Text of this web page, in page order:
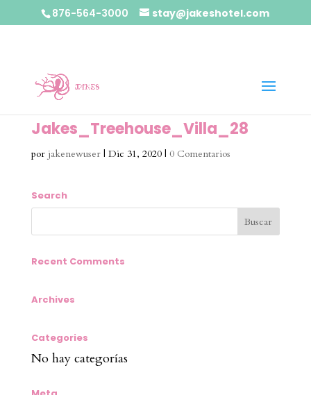
876-564-3000 stay@jakeshotel.com
Jakes_Treehouse_Villa_28
por jakenewuser| Dic 31, 2020| 0 Comentarios
Search
Recent Comments
Archives
Categories
No hay categorías